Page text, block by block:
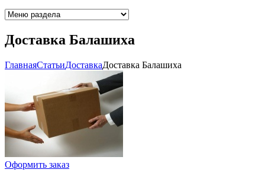
Доставка Балашиха
ГлавнаяCтатьиДоставкаДоставка Балашиха
Оформить заказ